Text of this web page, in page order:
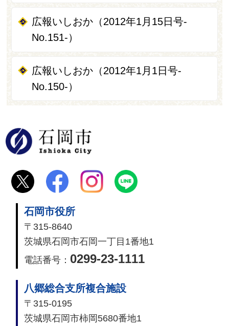
広報いしおか（2012年1月15日号-
No.151-）
広報いしおか（2012年1月1日号-
No.150-）
石岡市役所
〒315-8640
茨城県石岡市石岡一丁目1番地1
電話番号： 0299-23-1111
八郷総合支所複合施設
〒315-0195
茨城県石岡市柿岡5680番地1